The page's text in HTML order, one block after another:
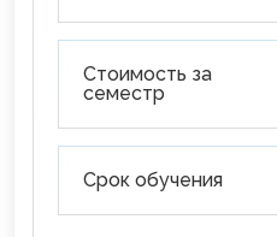
Стоимость за
семестр
Срок обучения